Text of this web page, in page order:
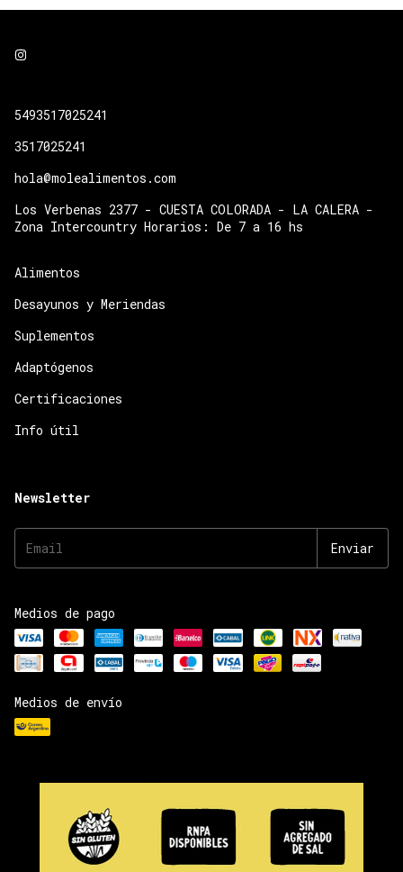
5493517025241
3517025241
hola@molealimentos.com
Los Verbenas 2377 - CUESTA COLORADA - LA CALERA -
Zona Intercountry Horarios: De 7 a 16 hs
Alimentos
Desayunos y Meriendas
Suplementos
Adaptógenos
Certificaciones
Info útil
Newsletter
Medios de pago
Medios de envío